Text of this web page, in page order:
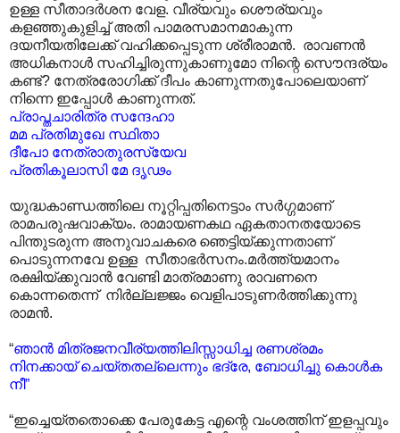
ഉള്ള സീതാദർശന വേള. വീര്യവും ശൌര്യവും
കളഞ്ഞുകുളിച്ച് അതി പാമരസമാനമാകുന്ന
ദയനീയതിലേക്ക് വഹിക്കപ്പെടുന്ന ശ്രീരാമൻ. രാവണൻ
അധികനാൾ സഹിച്ചിരുന്നുകാണുമോ നിന്റെ സൌന്ദര്യം
കണ്ട്? നേത്രരോഗിക്ക് ദീപം കാണുന്നതുപോലെയാണ്
നിന്നെ ഇപ്പോൾ കാണുന്നത്.
പ്രാപ്തചാരിത്ര സന്ദേഹാ
മമ പ്രതിമുഖേ സ്ഥിതാ
ദീപോ നേത്രാതുരസ്യേവ
പ്രതികൂലാസി മേ ദൃഢം
യുദ്ധകാണ്ഡത്തിലെ നൂറ്റിപ്പതിനെട്ടാം സർഗ്ഗമാണ്
രാമപരുഷവാക്യം. രാമായണകഥ ഏകതാനതയോടെ
പിന്തുടരുന്ന അനുവാചകരെ ഞെട്ടിയ്ക്കുന്നതാണ്
പൊടുന്നനവേ ഉള്ള സീതാഭർസനം.മർത്ത്യമാനം
രക്ഷിയ്ക്കുവാൻ വേണ്ടി മാത്രമാണു രാവണനെ
കൊന്നതെന്ന്‌ നിർല്ലജ്ജം വെളിപാടുണർത്തിക്കുന്നു
രാമൻ.
“ഞാൻ മിത്രജനവീര്യത്തിലിസ്സാധിച്ച രണശ്രമം
നിനക്കായ് ചെയ്തതല്ലെന്നും ഭദ്രേ, ബോധിച്ചു കൊൾക
നീ”
“ഇച്ചെയ്തതൊക്കെ പേരുകേട്ട എന്റെ വംശത്തിന് ഇളപ്പവും